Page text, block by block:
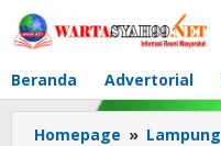
Lewati
ke
Beranda
Advertorial
Homepage » Lampung